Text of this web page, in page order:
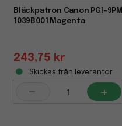
Bläckpatron Canon PGI-9PM
1039B001 Magenta
243,75 kr
Skickas från leverantör
- +